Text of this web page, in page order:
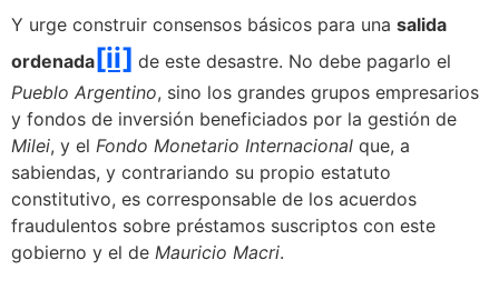
Y urge construir consensos básicos para una salida
ordenada[ii] de este desastre. No debe pagarlo el
Pueblo Argentino, sino los grandes grupos empresarios
y fondos de inversión beneficiados por la gestión de
Milei, y el Fondo Monetario Internacional que, a
sabiendas, y contrariando su propio estatuto
constitutivo, es corresponsable de los acuerdos
fraudulentos sobre préstamos suscriptos con este
gobierno y el de Mauricio Macri.